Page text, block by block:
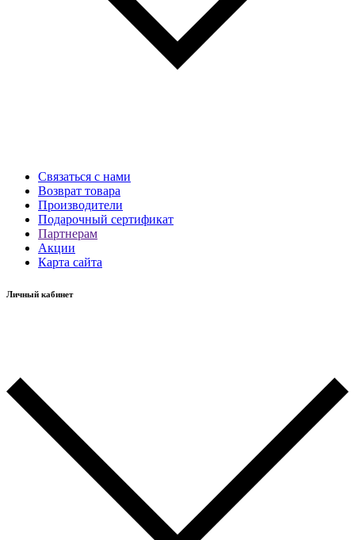
Связаться с нами
Возврат товара
Производители
Подарочный сертификат
Партнерам
Акции
Карта сайта
Личный кабинет